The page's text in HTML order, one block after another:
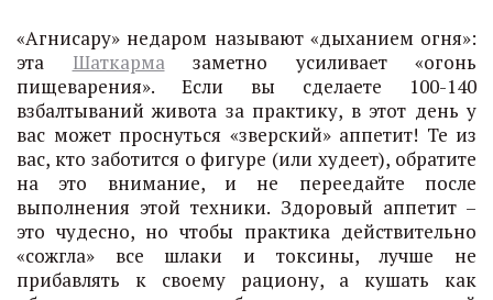
«Агнисару» недаром называют «дыханием огня»:
эта Шаткармазаметно усиливает «огонь
пищеварения». Если вы сделаете 100-140
взбалтываний живота за практику, в этот день у
вас может проснуться «зверский» аппетит! Те из
вас, кто заботится о фигуре (или худеет), обратите
на это внимание, и не переедайте после
выполнения этой техники. Здоровый аппетит –
это чудесно, но чтобы практика действительно
«сожгла» все шлаки и токсины, лучше не
прибавлять к своему рациону, а кушать как